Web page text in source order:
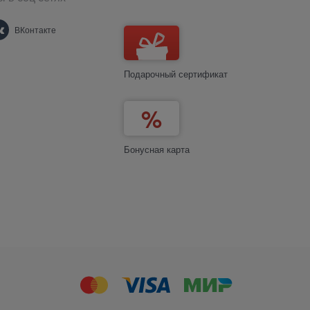
ВКонтакте
Подарочный сертификат
Бонусная карта